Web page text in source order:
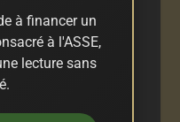
à financer un
à l'ASSE,
lecture sans